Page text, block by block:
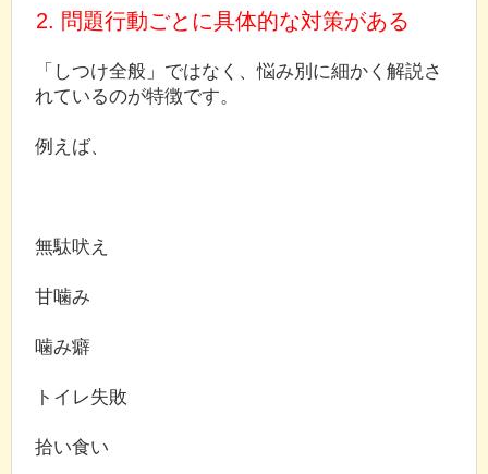
2. 問題行動ごとに具体的な対策がある
「しつけ全般」ではなく、悩み別に細かく解説さ
れているのが特徴です。
例えば、
無駄吠え
甘噛み
噛み癖
トイレ失敗
拾い食い